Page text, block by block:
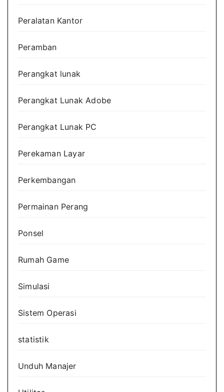
Peralatan Kantor
Peramban
Perangkat lunak
Perangkat Lunak Adobe
Perangkat Lunak PC
Perekaman Layar
Perkembangan
Permainan Perang
Ponsel
Rumah Game
Simulasi
Sistem Operasi
statistik
Unduh Manajer